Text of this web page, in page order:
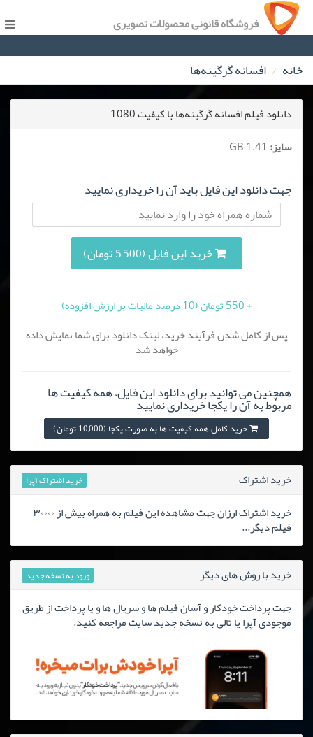
فروشگاه قانونی محصولات تصویری
خانه افسانه گرگینه‌ها
دانلود فیلم افسانه گرگینه‌ها با کیفیت 1080
سایز:
جهت دانلود این فایل باید آن را خریداری نمایید
خرید این فایل (5,500 تومان)
+ 550 تومان (10 درصد مالیات بر ارزش افزوده)
پس از کامل شدن فرآیند خرید، لینک دانلود برای شما نمایش داده
خواهد شد
همچنین می توانید برای دانلود این فایل، همه کیفیت ها
مربوط به آن را یکجا خریداری نمایید
خرید کامل همه کیفیت ها به صورت یکجا (10,000 تومان)
خرید اشتراک خرید اشتراک آپرا
خرید اشتراک ارزان جهت مشاهده این فیلم به همراه بیش از ۳۰۰۰۰
فیلم دیگر...
خرید با روش های دیگر ورود به نسخه جدید
جهت پرداخت خودکار و آسان فیلم ها و سریال ها و یا پرداخت از طریق
موجودی آپرا یا تالی به نسخه جدید سایت مراجعه کنید.